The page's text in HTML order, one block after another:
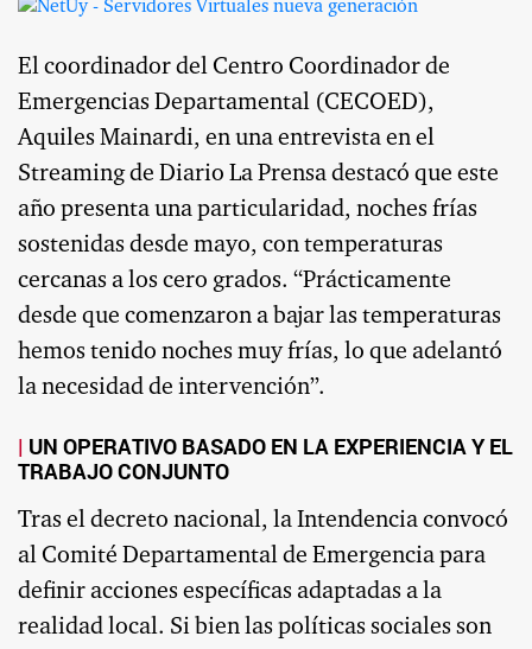
El coordinador del Centro Coordinador de
Emergencias Departamental (CECOED),
Aquiles Mainardi, en una entrevista en el
Streaming de Diario La Prensa destacó que este
año presenta una particularidad, noches frías
sostenidas desde mayo, con temperaturas
cercanas a los cero grados. “Prácticamente
desde que comenzaron a bajar las temperaturas
hemos tenido noches muy frías, lo que adelantó
la necesidad de intervención”.
UN OPERATIVO BASADO EN LA EXPERIENCIA Y EL
TRABAJO CONJUNTO
Tras el decreto nacional, la Intendencia convocó
al Comité Departamental de Emergencia para
definir acciones específicas adaptadas a la
realidad local. Si bien las políticas sociales son